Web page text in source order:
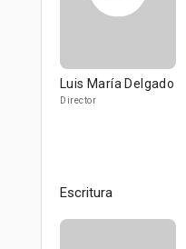
Luis María Delgado
Director
Escritura